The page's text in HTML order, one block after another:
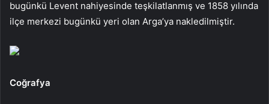
bugünkü Levent nahiyesinde teşkilatlanmış ve 1858 yılında
ilçe merkezi bugünkü yeri olan Arga’ya nakledilmiştir.
Coğrafya